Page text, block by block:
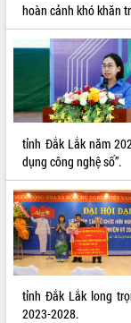
Thứ trưởng Bộ Nông
trường Nguyễn Hoàng
vùng trồng và doanh
sầu riêng tại Đắk Lắk
Trình diễn nghệ thuật chế
món ăn từ sầu riêng
Đắk Lắk công bố Quy
tiến đầu tư tỉnh
ứng để giữ vững thị
Diễn đàn Kinh tế tư
phá cơ chế - Hợp tác
Đề án 06 tạo bước ngoặt
cải cách hành chính tỉnh
Kết nối tour, đẩy mạnh
để phát triển du lịch Đắk
LIÊN KẾT WEB
THỐNG KÊ TRUY CẬP
Hôm nay: 18372
Tất cả: 65994514
hoàn cảnh khó khăn
tỉnh Đắk Lắk năm
dụng công nghệ số”.
tỉnh Đắk Lắk long
2023-2028.